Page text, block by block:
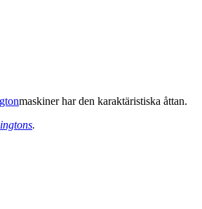
maskiner har den karaktäristiska åttan.
.